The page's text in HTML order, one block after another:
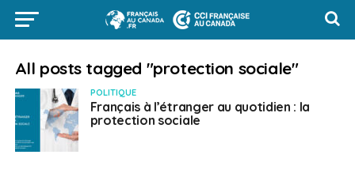
All posts tagged "protection sociale"
POLITIQUE
Français à l’étranger au quotidien : la
protection sociale